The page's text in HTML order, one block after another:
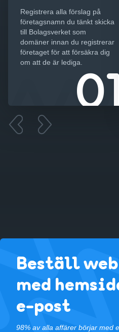
Registrera alla förslag på
företagsnamn du tänkt skicka
till Bolagsverket som
domäner innan du registrerar
företaget för att försäkra dig
om att de är lediga.
Beställ
med
e-post
98% av alla affärer börjar med